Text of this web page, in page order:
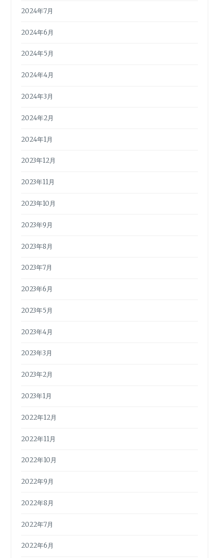
2024年7月
2024年6月
2024年5月
2024年4月
2024年3月
2024年2月
2024年1月
2023年12月
2023年11月
2023年10月
2023年9月
2023年8月
2023年7月
2023年6月
2023年5月
2023年4月
2023年3月
2023年2月
2023年1月
2022年12月
2022年11月
2022年10月
2022年9月
2022年8月
2022年7月
2022年6月